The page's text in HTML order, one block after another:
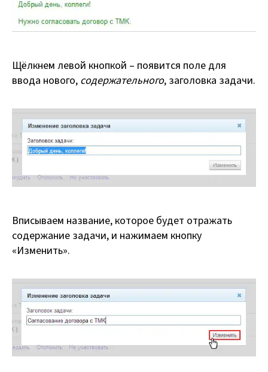
Щёлкнем левой кнопкой – появится поле для
ввода нового, содержательного, заголовка задачи.
Вписываем название, которое будет отражать
содержание задачи, и нажимаем кнопку
«Изменить».